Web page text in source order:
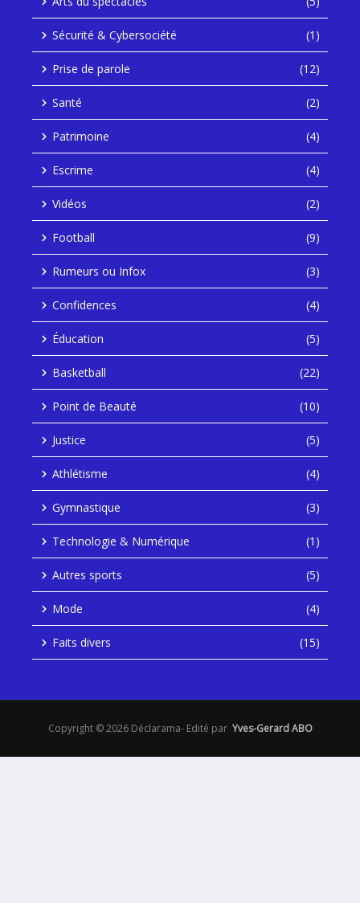
Sécurité & Cybersociété (1)
Prise de parole (12)
Santé (2)
Patrimoine (4)
Escrime (4)
Vidéos (2)
Football (9)
Rumeurs ou Infox (3)
Confidences (4)
Éducation (5)
Basketball (22)
Point de Beauté (10)
Justice (5)
Athlétisme (4)
Gymnastique (3)
Technologie & Numérique (1)
Autres sports (5)
Mode (4)
Faits divers (15)
Copyright © 2026 Déclarama- Edité par Yves-Gerard ABO